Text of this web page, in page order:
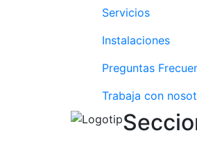
Servicios
Instalaciones
Preguntas
Trabaja con